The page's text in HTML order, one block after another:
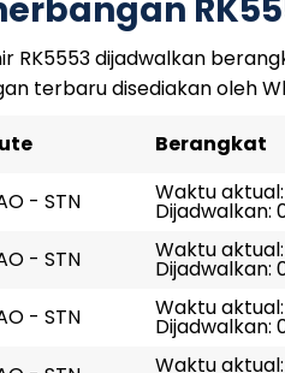
RK5553 dijadwalkan
terbaru disediakan oleh
Berangkat
- STN Waktu
Dijadwalkan:
- STN Waktu
Dijadwalkan:
- STN Waktu
Dijadwalkan:
Waktu